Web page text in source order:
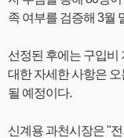
족 여부를 검증해 3월
선정된 후에는 구입비
대한 자세한 사항은
될 예정이다.
신계용 과천시장은 "